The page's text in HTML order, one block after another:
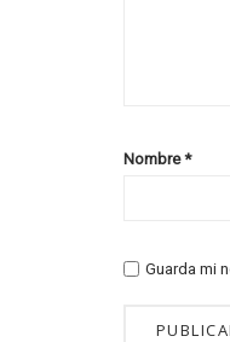
Nombre*
Guarda mi